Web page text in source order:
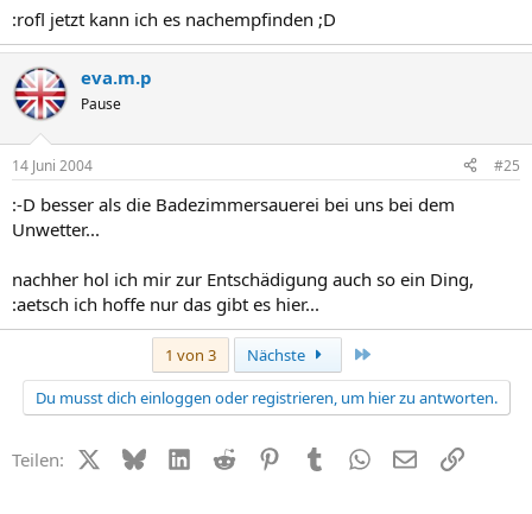
:rofl jetzt kann ich es nachempfinden ;D
eva.m.p
Pause
14 Juni 2004 #25
:-D besser als die Badezimmersauerei bei uns bei dem
Unwetter...
nachher hol ich mir zur Entschädigung auch so ein Ding,
:aetsch ich hoffe nur das gibt es hier...
1 von 3 Nächste
Du musst dich einloggen oder registrieren, um hier zu antworten.
Teilen: X (Twitter)
BlueskyLinkedIn
Reddit PinterestTumblr WhatsApp
E-MailLink